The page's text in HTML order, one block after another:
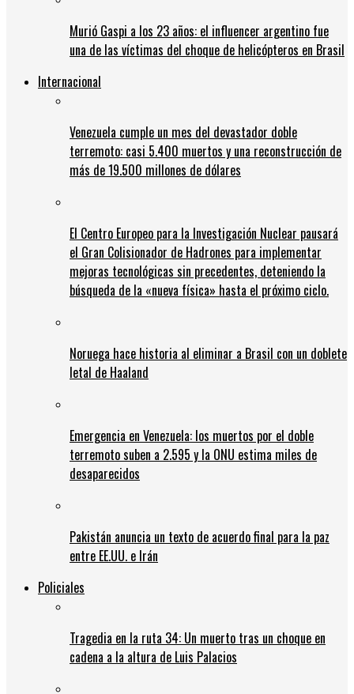
Murió Gaspi a los 23 años: el influencer argentino fue
una de las víctimas del choque de helicópteros en Brasil
Internacional
Venezuela cumple un mes del devastador doble
terremoto: casi 5.400 muertos y una reconstrucción de
más de 19.500 millones de dólares
El Centro Europeo para la Investigación Nuclear pausará
el Gran Colisionador de Hadrones para implementar
mejoras tecnológicas sin precedentes, deteniendo la
búsqueda de la «nueva física» hasta el próximo ciclo.
Noruega hace historia al eliminar a Brasil con un doblete
letal de Haaland
Emergencia en Venezuela: los muertos por el doble
terremoto suben a 2.595 y la ONU estima miles de
desaparecidos
Pakistán anuncia un texto de acuerdo final para la paz
entre EE.UU. e Irán
Policiales
Tragedia en la ruta 34: Un muerto tras un choque en
cadena a la altura de Luis Palacios